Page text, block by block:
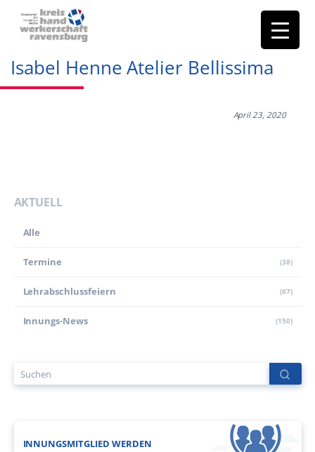
Isabel Henne Atelier Bellissima
April 23, 2020
AKTUELL
Alle
Termine (38)
Lehr­abschluss­feiern (67)
Innungs-News (150)
INNUNGSMITGLIED WERDEN